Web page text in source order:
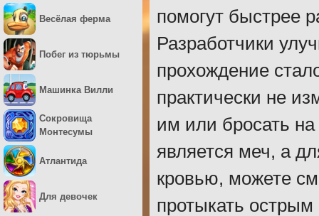
помогут быстрее
Разработчики
прохождение
практически не
им или бросать
является меч, а
кровью, можете
протыкать
Весёлая ферма
Побег из тюрьмы
Машинка Вилли
Сокровища
Монтесумы
Атлантида
Для девочек